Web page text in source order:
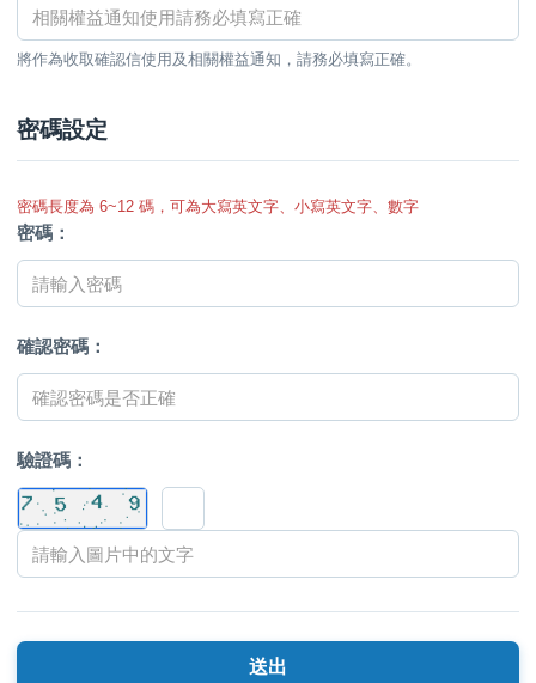
將作為收取確認信使用及相關權益通知，請務必填寫正確。
密碼設定
密碼長度為 6~12 碼，可為大寫英文字、小寫英文字、數字
密碼：
確認密碼：
驗證碼：
送出